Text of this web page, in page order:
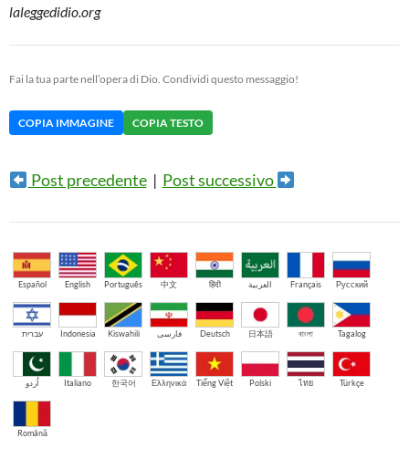
laleggedidio.org
Fai la tua parte nell’opera di Dio. Condividi questo messaggio!
COPIA IMMAGINE COPIA TESTO
Post precedente| Post successivo
Español English Português 中文 हिंदी العربية Français Русский
עברית Indonesia Kiswahili فارسی Deutsch 日本語 বাংলা Tagalog
اُردو Italiano 한국어 Ελληνικά Tiếng Việt Polski ไทย Türkçe
Română